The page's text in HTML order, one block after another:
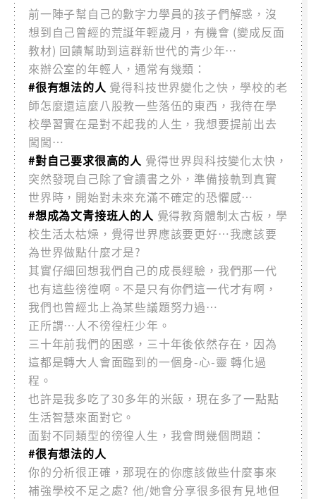
前一陣子幫自己的數字力學員的孩子們解惑，沒
想到自己曾經的荒誕年輕歲月，有機會 (變成反面
教材) 回饋幫助到這群新世代的青少年…
來辦公室的年輕人，通常有幾類：
#很有想法的人 覺得科技世界變化之快，學校的老
師怎麼還這麼八股教一些落伍的東西，我待在學
校學習實在是對不起我的人生，我想要提前出去
闖闖…
#對自己要求很高的人 覺得世界與科技變化太快，
突然發現自己除了會讀書之外，準備接軌到真實
世界時，開始對未來充滿不確定的恐懼感…
#想成為文青接班人的人 覺得教育體制太古板，學
校生活太枯燥，覺得世界應該要更好…我應該要
為世界做點什麼才是?
其實仔細回想我們自己的成長經驗，我們那一代
也有這些徬徨啊。不是只有你們這一代才有啊，
我們也曾經北上為某些議題努力過…
正所謂…人不徬徨枉少年。
三十年前我們的困惑，三十年後依然存在，因為
這都是轉大人會面臨到的一個身-心-靈 轉化過
程。
也許是我多吃了30多年的米飯，現在多了一點點
生活智慧來面對它。
面對不同類型的徬徨人生，我會問幾個問題：
#很有想法的人
你的分析很正確，那現在的你應該做些什麼事來
補強學校不足之處? 他/她會分享很多很有見地但